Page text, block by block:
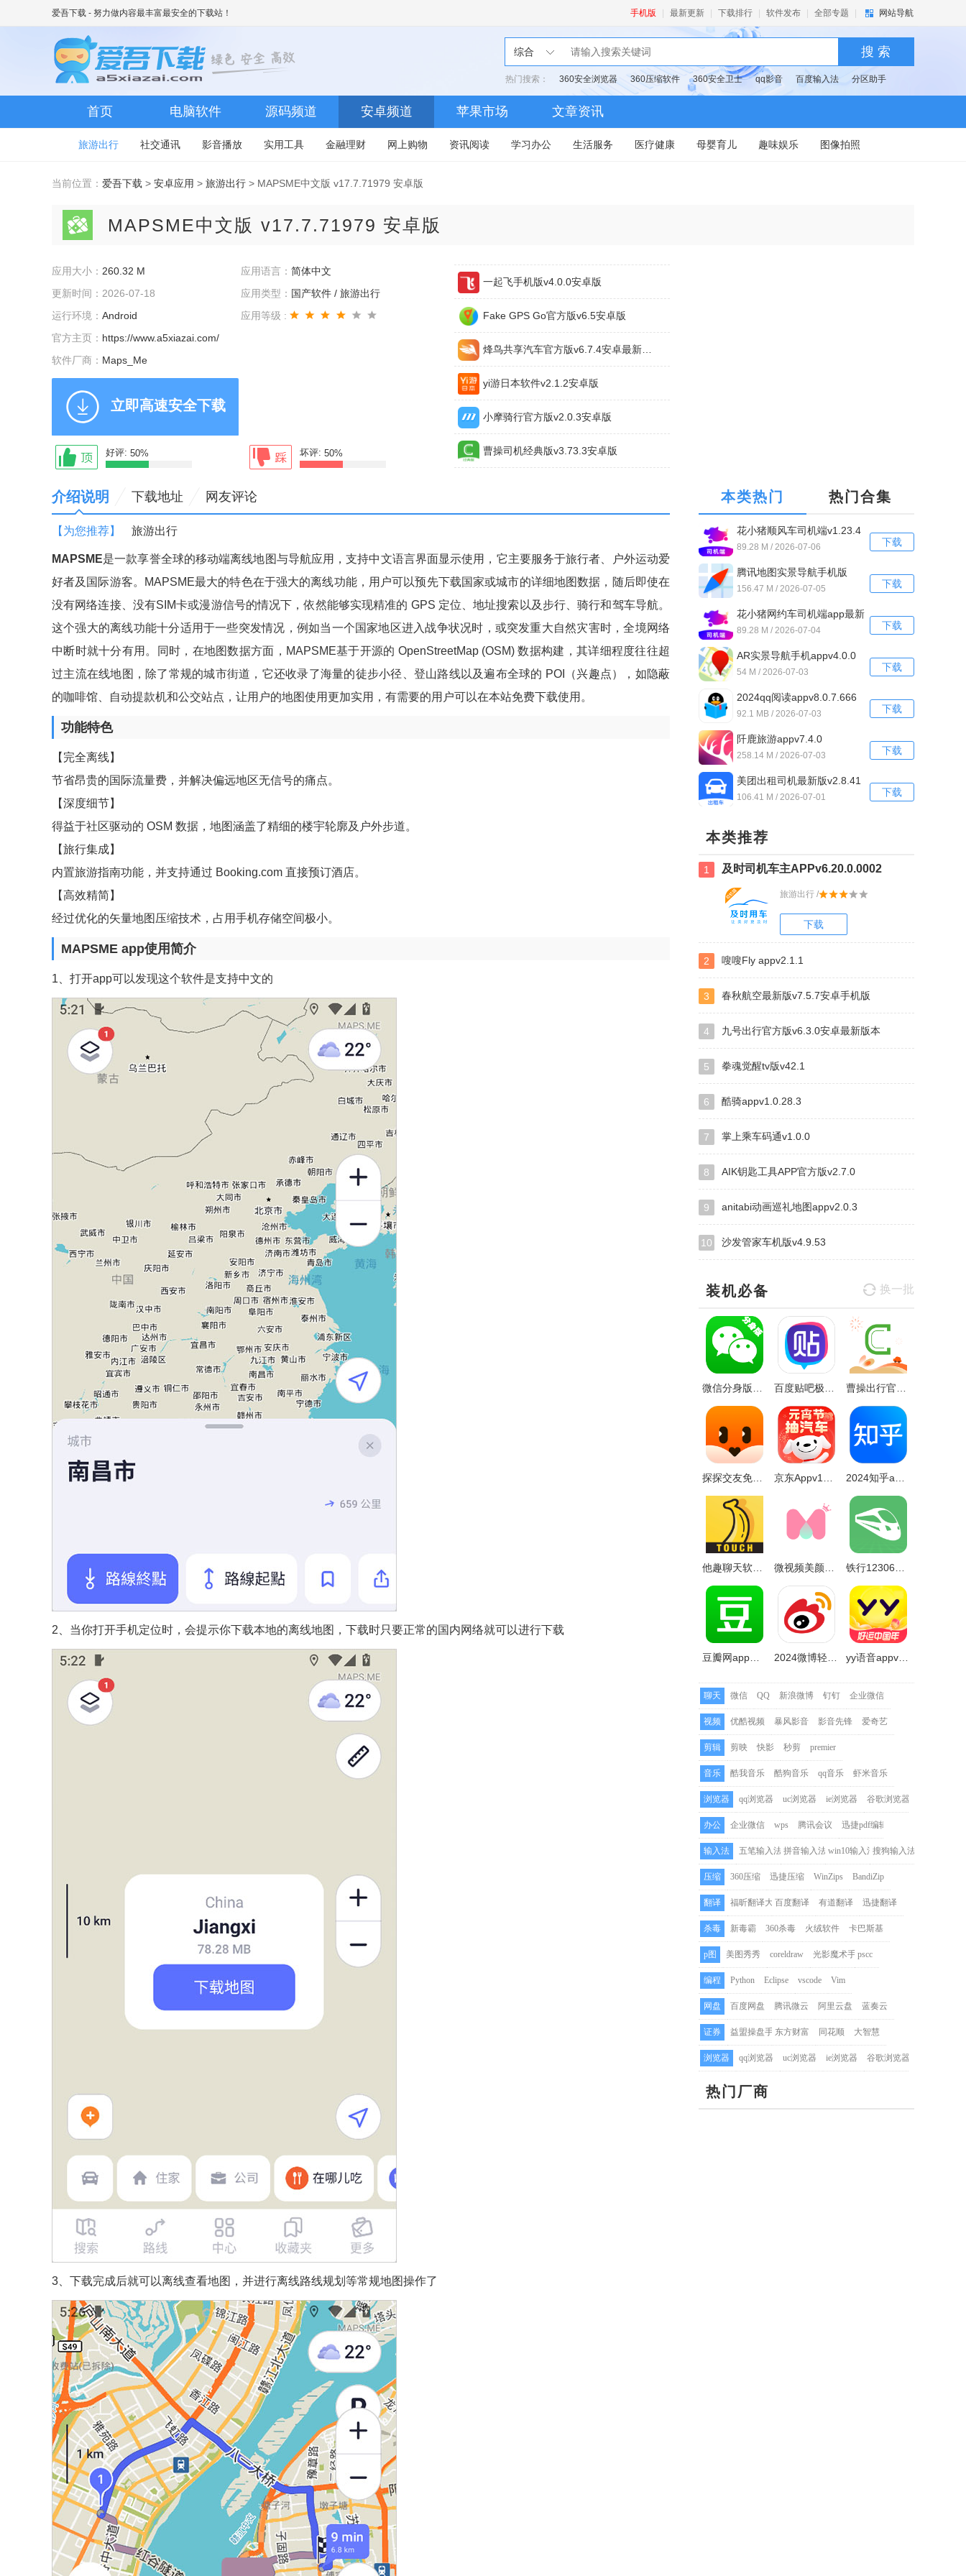
爱吾下载 - 努力做内容最丰富最安全的下载站！ 手机版 最新更新 下载排行 软件发布 全部专题 网站导航
综合 搜 索
热门搜索： 360安全浏览器 360压缩软件 360安全卫士 qq影音 百度输入法 分区助手
首页 电脑软件 源码频道 安卓频道 苹果市场 文章资讯
旅游出行 社交通讯 影音播放 实用工具 金融理财 网上购物 资讯阅读 学习办公 生活服务 医疗健康 母婴育儿 趣味娱乐 图像拍照
当前位置： 爱吾下载 > 安卓应用 > 旅游出行 > MAPSME中文版 v17.7.71979 安卓版
MAPSME中文版 v17.7.71979 安卓版
应用大小： 260.32 M 应用语言： 简体中文
更新时间：2026-07-18
应用类型： 国产软件 / 旅游出行
运行环境： Android
应用等级 :
官方主页： https://www.a5xiazai.com/
软件厂商： Maps_Me
一起飞手机版v4.0.0安卓版
Fake GPS Go官方版v6.5安卓版
yi游日本软件v2.1.2安卓版
小摩骑行官方版v2.0.3安卓版
曹操司机经典版v3.73.3安卓版
立即高速安全下载
好评: 50% 坏评: 50%
介绍说明 下载地址 网友评论
【为您推荐】 旅游出行
MAPSME是一款享誉全球的移动端离线地图与导航应用，支持中文语言界面显示使用，它主要服务于旅行者、户外运动爱
好者及国际游客。MAPSME最大的特色在于强大的离线功能，用户可以预先下载国家或城市的详细地图数据，随后即使在
没有网络连接、没有SIM卡或漫游信号的情况下，依然能够实现精准的 GPS 定位、地址搜索以及步行、骑行和驾车导航。
这个强大的离线功能十分适用于一些突发情况，例如当一个国家地区进入战争状况时，或突发重大自然灾害时，全境网络
中断时就十分有用。同时，在地图数据方面，MAPSME基于开源的 OpenStreetMap (OSM) 数据构建，其详细程度往往超
过主流在线地图，除了常规的城市街道，它还收录了海量的徒步小径、登山路线以及遍布全球的 POI（兴趣点），如隐蔽
的咖啡馆、自动提款机和公交站点，让用户的地图使用更加实用，有需要的用户可以在本站免费下载使用。
功能特色
【完全离线】
节省昂贵的国际流量费，并解决偏远地区无信号的痛点。
【深度细节】
得益于社区驱动的 OSM 数据，地图涵盖了精细的楼宇轮廓及户外步道。
【旅行集成】
内置旅游指南功能，并支持通过 Booking.com 直接预订酒店。
【高效精简】
经过优化的矢量地图压缩技术，占用手机存储空间极小。
MAPSME app使用简介
1、打开app可以发现这个软件是支持中文的
2、当你打开手机定位时，会提示你下载本地的离线地图，下载时只要正常的国内网络就可以进行下载
3、下载完成后就可以离线查看地图，并进行离线路线规划等常规地图操作了
本类热门 热门合集
下载
花小猪顺风车司机端v1.23.4
89.28 M / 2026-07-06
下载
腾讯地图实景导航手机版
v10.4.0
156.47 M / 2026-07-05
下载
花小猪网约车司机端app最新
版v1.23.4
89.28 M / 2026-07-04
下载
AR实景导航手机appv4.0.0
54 M / 2026-07-03
下载
2024qq阅读appv8.0.7.666
最新
92.1 MB / 2026-07-03
下载
阡鹿旅游appv7.4.0
258.14 M / 2026-07-03
下载
美团出租司机最新版v2.8.41
106.41 M / 2026-07-01
本类推荐
1 及时司机车主APPv6.20.0.0002
旅游出行 /
下载
2 嗖嗖Fly appv2.1.1
3 春秋航空最新版v7.5.7安卓手机版
4 九号出行官方版v6.3.0安卓最新版本
5 拳魂觉醒tv版v42.1
6 酷骑appv1.0.28.3
7 掌上乘车码通v1.0.0
8 AIK钥匙工具APP官方版v2.7.0
9 anitabi动画巡礼地图appv2.0.3
10 沙发管家车机版v4.9.53
装机必备 换一批
微视频美颜大师app(改名视频美颜大师)v3.1.1
yy语音appv8.32.3安卓最新版本
聊天 微信 QQ 新浪微博 钉钉 企业微信
视频 优酷视频 暴风影音 影音先锋 爱奇艺
剪辑 剪映 快影 秒剪 premier
音乐 酷我音乐 酷狗音乐 qq音乐 虾米音乐
浏览器 qq浏览器 uc浏览器 ie浏览器 谷歌浏览器
办公 企业微信 wps 腾讯会议 迅捷pdf编辑器
输入法 五笔输入法 拼音输入法 win10输入法搜狗输入法
压缩 360压缩 迅捷压缩 WinZips BandiZip
翻译 福昕翻译大师百度翻译 有道翻译 迅捷翻译
杀毒 新毒霸 360杀毒 火绒软件 卡巴斯基
p图 美图秀秀 coreldraw 光影魔术手 pscc
编程 Python Eclipse vscode Vim
网盘 百度网盘 腾讯微云 阿里云盘 蓝奏云
证券 益盟操盘手 东方财富 同花顺 大智慧
浏览器 qq浏览器 uc浏览器 ie浏览器 谷歌浏览器
热门厂商